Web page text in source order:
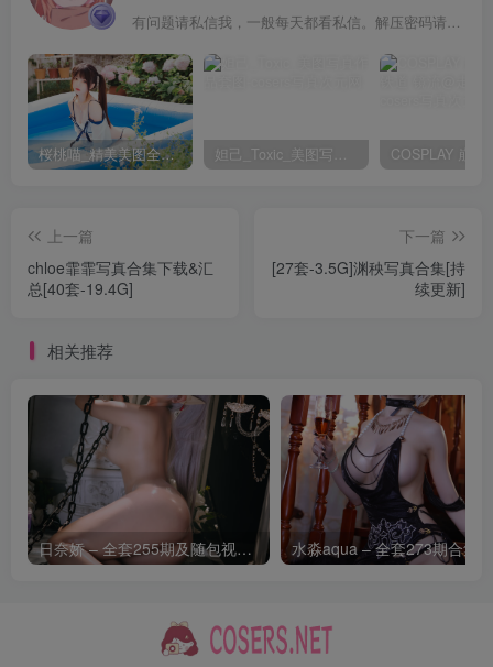
有问题请私信我，一般每天都看私信。解压密码请一律以下载按钮旁边的为准！
桜桃喵_精美美图全部写真作品合集|持续更新 妲己_Toxic_美图写真作品套图
上一篇
chloe霏霏写真合集下载&汇
总[40套-19.4G]
下一篇
[27套-3.5G]渊秧写真合集[持
续更新]
相关推荐
日奈娇 – 全套255期及随包视频[266.2G-2026.8]